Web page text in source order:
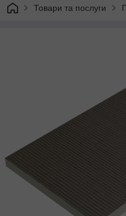
Товари та послуги